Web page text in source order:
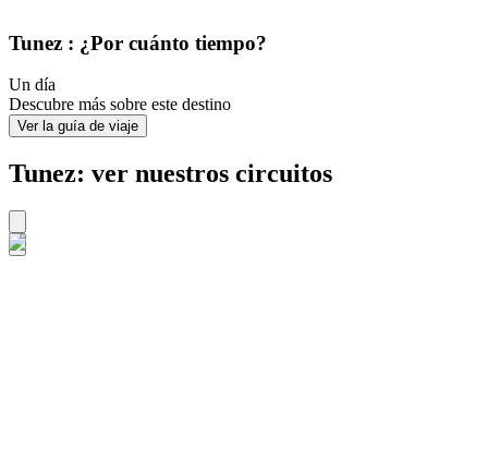
Tunez : ¿Por cuánto tiempo?
Un día
Descubre más sobre este destino
Ver la guía de viaje
Tunez: ver nuestros circuitos